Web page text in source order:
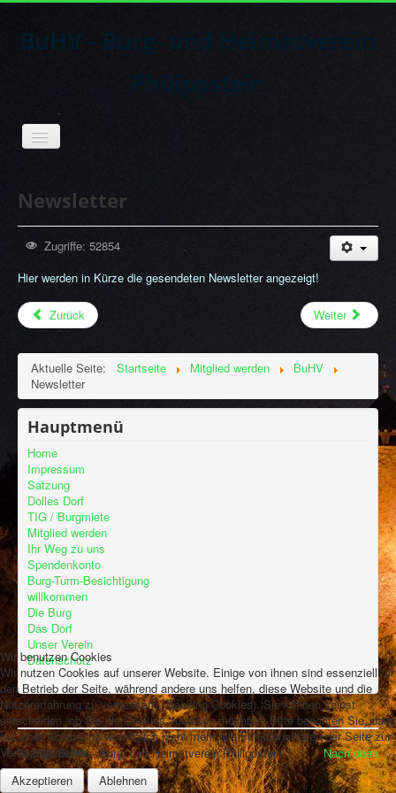
BuHV - Burg- und Heimatverein
Philippstein
Toggle
Navigation
Newsletter
Zugriffe: 52854
Hier werden in Kürze die gesendeten Newsletter angezeigt!
Zurück Weiter
Aktuelle Seite: Startseite Mitglied werden
BuHV
Newsletter
Hauptmenü
Home
Impressum
Satzung
Dolles Dorf
TIG / Burgmiete
Mitglied werden
Ihr Weg zu uns
Spendenkonto
Burg-Turm-Besichtigung
willkommen
Die Burg
Das Dorf
Unser Verein
Datenschutz
Nach oben
© 2026 BuHV - Burg- und Heimatverein Philippstein
Wir benutzen Cookies
Wir nutzen Cookies auf unserer Website. Einige von ihnen sind essenziell für
den Betrieb der Seite, während andere uns helfen, diese Website und die
Nutzererfahrung zu verbessern (Tracking Cookies). Sie können selbst
entscheiden, ob Sie die Cookies zulassen möchten. Bitte beachten Sie, dass
bei einer Ablehnung womöglich nicht mehr alle Funktionalitäten der Seite zur
Verfügung stehen.
Akzeptieren
Ablehnen